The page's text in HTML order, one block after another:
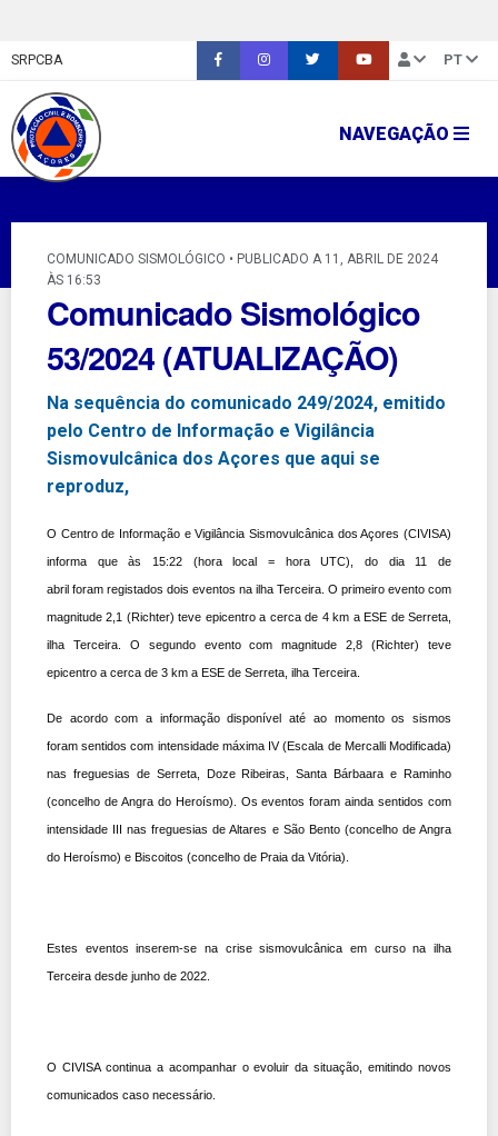
SRPCBA PT
NAVEGAÇÃO
COMUNICADO SISMOLÓGICO • PUBLICADO A 11, ABRIL DE 2024
ÀS 16:53
Comunicado Sismológico
53/2024 (ATUALIZAÇÃO)
Na sequência do comunicado 249/2024, emitido
pelo Centro de Informação e Vigilância
Sismovulcânica dos Açores que aqui se
reproduz,
O Centro de Informação e Vigilância Sismovulcânica dos Açores (CIVISA)
informa que às 15:22 (hora local = hora UTC), do dia 11 de
abril foram registados dois eventos na ilha Terceira. O primeiro evento com
magnitude 2,1 (Richter) teve epicentro a cerca de 4 km a ESE de Serreta,
ilha Terceira. O segundo evento com magnitude 2,8 (Richter) teve
epicentro a cerca de 3 km a ESE de Serreta, ilha Terceira.
De acordo com a informação disponível até ao momento os sismos
foram sentidos com intensidade máxima IV (Escala de Mercalli Modificada)
nas freguesias de Serreta, Doze Ribeiras, Santa Bárbaara e Raminho
(concelho de Angra do Heroísmo). Os eventos foram ainda sentidos com
intensidade III nas freguesias de Altares e São Bento (concelho de Angra
do Heroísmo) e Biscoitos (concelho de Praia da Vitória).
Estes eventos inserem-se na crise sismovulcânica em curso na ilha
Terceira desde junho de 2022.​
O CIVISA continua a acompanhar o evoluir da situação, emitindo novos
comunicados caso necessário.